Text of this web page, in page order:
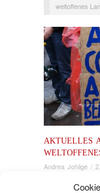
weltoffenes
AKTUELLES
Andrea Johlige /